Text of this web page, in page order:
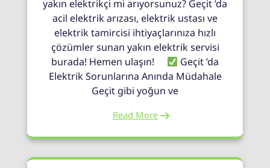
yakın elektrikçi mi arıyorsunuz? Geçit ’da
acil elektrik arızası, elektrik ustası ve
elektrik tamircisi ihtiyaçlarınıza hızlı
çözümler sunan yakın elektrik servisi
burada! Hemen ulaşın!
Geçit ’da
Elektrik Sorunlarına Anında Müdahale
Geçit gibi yoğun ve
Read More